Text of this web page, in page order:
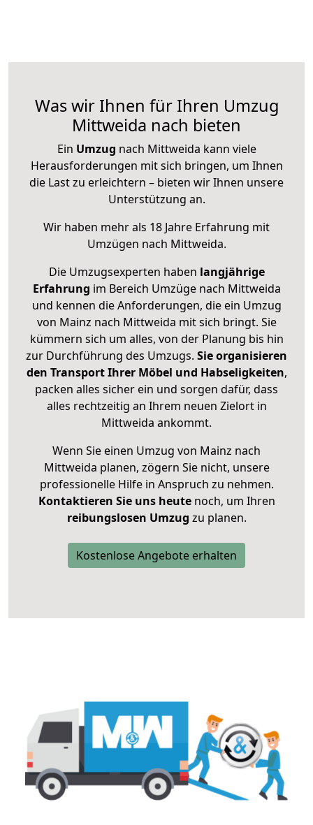
Was wir Ihnen für Ihren Umzug
Mittweida nach bieten
Ein Umzug nach Mittweida kann viele
Herausforderungen mit sich bringen, um Ihnen
die Last zu erleichtern – bieten wir Ihnen unsere
Unterstützung an.
Wir haben mehr als 18 Jahre Erfahrung mit
Umzügen nach Mittweida.
Die Umzugsexperten haben langjährige
Erfahrung im Bereich Umzüge nach Mittweida
und kennen die Anforderungen, die ein Umzug
von Mainz nach Mittweida mit sich bringt. Sie
kümmern sich um alles, von der Planung bis hin
zur Durchführung des Umzugs. Sie organisieren
den Transport Ihrer Möbel und Habseligkeiten,
packen alles sicher ein und sorgen dafür, dass
alles rechtzeitig an Ihrem neuen Zielort in
Mittweida ankommt.
Wenn Sie einen Umzug von Mainz nach
Mittweida planen, zögern Sie nicht, unsere
professionelle Hilfe in Anspruch zu nehmen.
Kontaktieren Sie uns heutenoch, um Ihren
reibungslosen Umzug zu planen.
Kostenlose Angebote erhalten